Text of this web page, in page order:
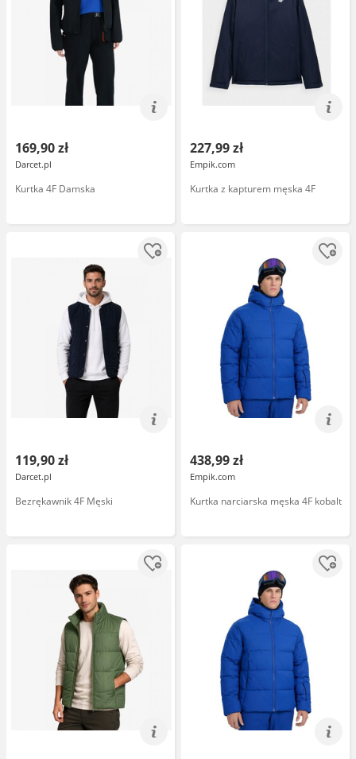
169,90 zł
Darcet.pl
Kurtka 4F Damska
227,99 zł
Empik.com
Kurtka z kapturem męska 4F
119,90 zł
Darcet.pl
Bezrękawnik 4F Męski
438,99 zł
Empik.com
Kurtka narciarska męska 4F kobalt